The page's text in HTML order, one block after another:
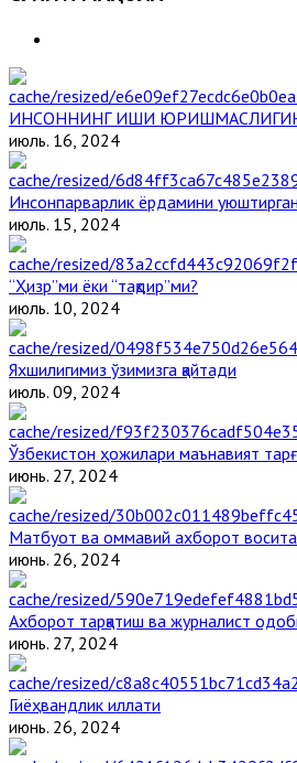
ИНСОННИНГ ИШИ
июль. 16, 2024
Инсонпарварлик ёрдамини
июль. 15, 2024
“Ҳизр”ми ёки “тақдир”ми?
июль. 10, 2024
Яхшилигимиз ўзимизга қайтади
июль. 09, 2024
Ўзбекистон ҳожилари маънавият
июнь. 27, 2024
Матбуот ва оммавий ахборот
июнь. 26, 2024
Ахборот тарқатиш ва журналист
июнь. 27, 2024
Гиёҳвандлик иллати
июнь. 26, 2024